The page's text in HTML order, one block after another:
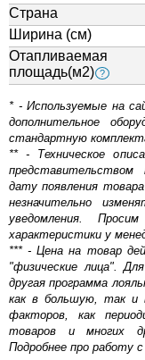
Страна
Ширина (см)
Отапливаемая
площадь(м2) ?
* - Используемые на
дополнительное
стандартную
** - Техническое
представительством
дату появления
незначительно
уведомления.
характеристики у
*** - Цена на товар
"физические лица".
другая программа
как в большую, так и
факторов, как
товаров и многих
Подробнее про работу